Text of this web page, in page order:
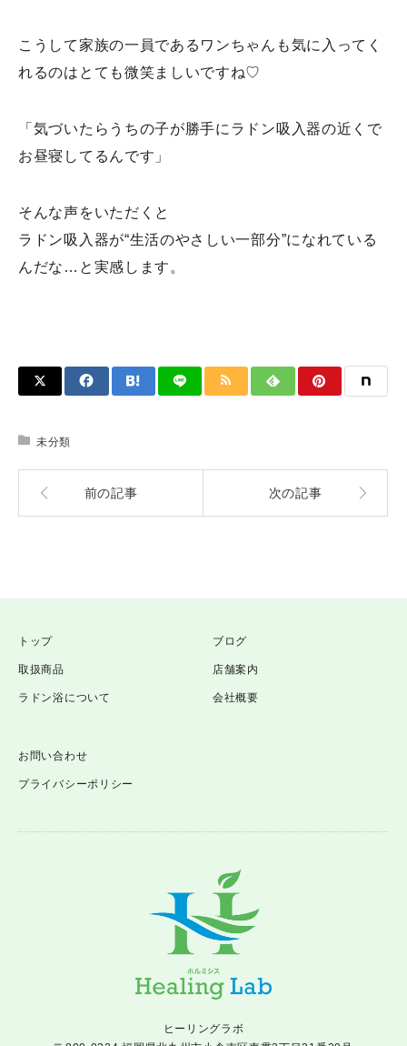
こうして家族の一員であるワンちゃんも気に入ってく
れるのはとても微笑ましいですね♡
「気づいたらうちの子が勝手にラドン吸入器の近くで
お昼寝してるんです」
そんな声をいただくと
ラドン吸入器が“生活のやさしい一部分”になれている
んだな…と実感します。
未分類
前の記事 次の記事
トップ
取扱商品
ラドン浴について
ブログ
店舗案内
会社概要
お問い合わせ
プライバシーポリシー
ヒーリングラボ